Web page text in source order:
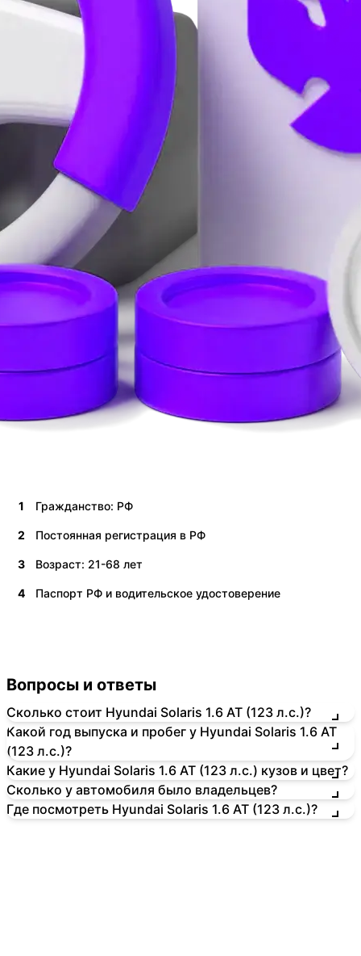
1 Гражданство: РФ
2 Постоянная регистрация в РФ
3 Возраст: 21-68 лет
4 Паспорт РФ и водительское удостоверение
Вопросы и ответы
Сколько стоит Hyundai Solaris 1.6 AT (123 л.с.)?
Какой год выпуска и пробег у Hyundai Solaris 1.6 AT
(123 л.с.)?
Какие у Hyundai Solaris 1.6 AT (123 л.с.) кузов и цвет?
Сколько у автомобиля было владельцев?
Где посмотреть Hyundai Solaris 1.6 AT (123 л.с.)?